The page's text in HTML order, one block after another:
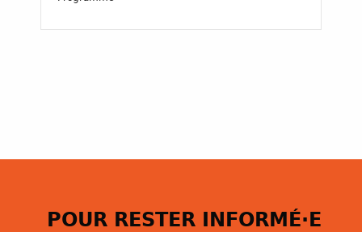
POUR RESTER INFORMÉ·E